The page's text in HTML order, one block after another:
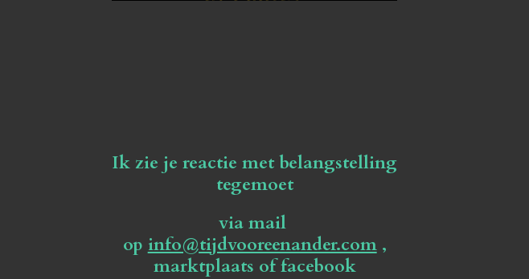
Ik zie je reactie met belangstelling
tegemoet
via mail
op info@tijdvooreenander.com,
marktplaats of facebook